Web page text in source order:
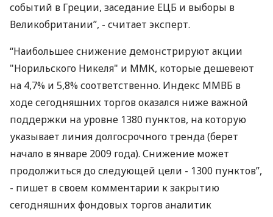
событий в Греции, заседание ЕЦБ и выборы в
Великобритании”, - считает эксперт.
“Наибольшее снижение демонстрируют акции
"Норильского Никеля" и ММК, которые дешевеют
на 4,7% и 5,8% соответственно. Индекс ММВБ в
ходе сегодняшних торгов оказался ниже важной
поддержки на уровне 1380 пунктов, на которую
указывает линия долгосрочного тренда (берет
начало в январе 2009 года). Снижение может
продолжиться до следующей цели - 1300 пунктов”,
- пишет в своем комментарии к закрытию
сегодняшних фондовых торгов аналитик